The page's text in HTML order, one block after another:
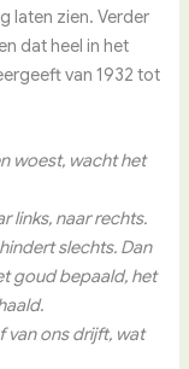
laten zien. Verder
dat heel in het
van 1932 tot
woest, wacht het
links, naar rechts.
slechts. Dan
goud bepaald, het
van ons drijft, wat